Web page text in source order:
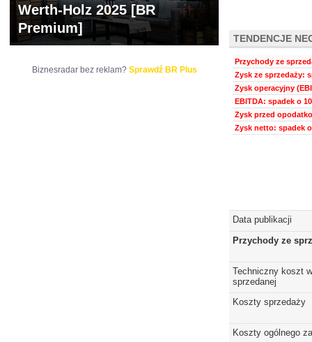
TENDENCJE
Przychody ze
Zysk ze sprzedaży:
Zysk operacyjny
EBITDA: spadek o
Zysk przed
Zysk netto: spadek o
Data publikacji
Przychody ze
Techniczny koszt
sprzedanej
Koszty sprzedaży
Koszty ogólnego
Werth-Holz 2025 [BR
Premium]
Biznesradar bez reklam? Sprawdź BR Plus